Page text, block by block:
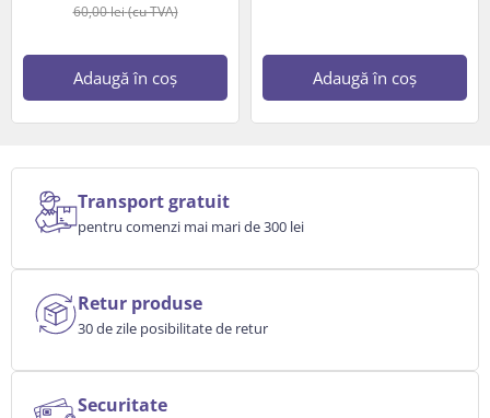
60,00lei(cu TVA)
Adaugă în coș Adaugă în coș
Transport gratuit
pentru comenzi mai mari de 300 lei
Retur produse
30 de zile posibilitate de retur
Securitate